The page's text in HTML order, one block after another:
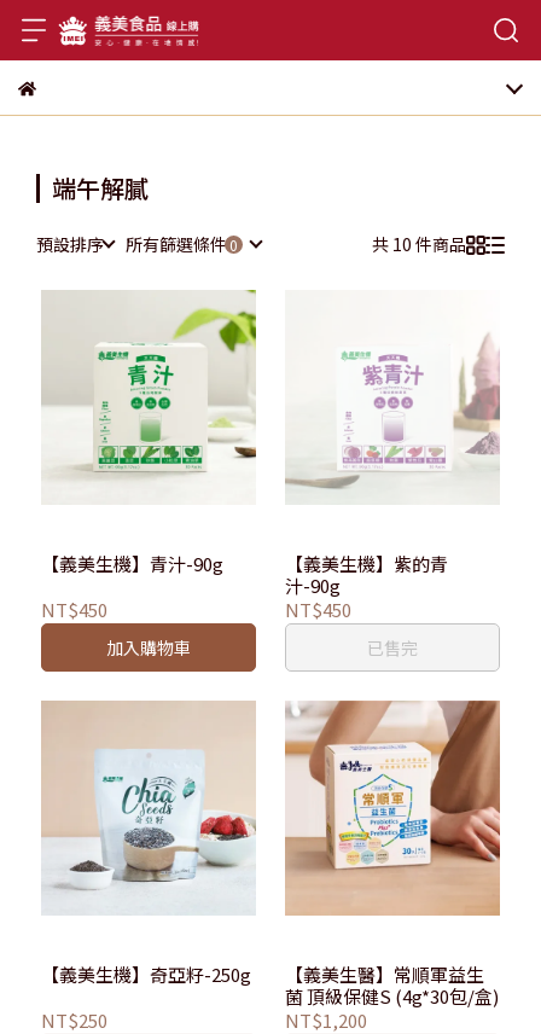
端午解膩
預設排序 所有篩選條件 共 10 件商品
【義美生機】青汁-90g
NT$450
加入購物車
【義美生機】紫的青
汁-90g
NT$450
已售完
【義美生機】奇亞籽-250g
NT$250
【義美生醫】常順軍益生
菌 頂級保健S (4g*30包/盒)
NT$1,200